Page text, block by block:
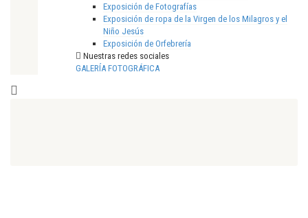
Exposición de Fotografías
Exposición de ropa de la Virgen de los Milagros y el
Niño Jesús
Exposición de Orfebrería
Nuestras redes sociales
GALERÍA FOTOGRÁFICA